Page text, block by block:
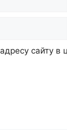
сайту в